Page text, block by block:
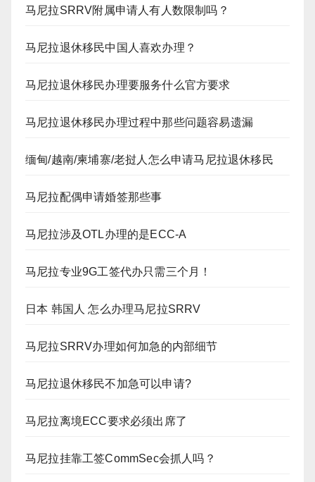
马尼拉SRRV附属申请人有人数限制吗？
马尼拉退休移民中国人喜欢办理？
马尼拉退休移民办理要服务什么官方要求
马尼拉退休移民办理过程中那些问题容易遗漏
缅甸/越南/柬埔寨/老挝人怎么申请马尼拉退休移民
马尼拉配偶申请婚签那些事
马尼拉涉及OTL办理的是ECC-A
马尼拉专业9G工签代办只需三个月！
日本 韩国人 怎么办理马尼拉SRRV
马尼拉SRRV办理如何加急的内部细节
马尼拉退休移民不加急可以申请?
马尼拉离境ECC要求必须出席了
马尼拉挂靠工签CommSec会抓人吗？